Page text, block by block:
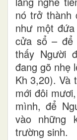
nó trở thành
như một
cửa sổ – để
thấy Người
đang gõ nhẹ
Kh 3,20). Và
mới đôi
mình, để
vào những
trường sinh.